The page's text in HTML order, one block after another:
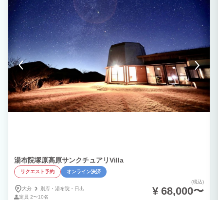
湯布院塚原高原サンクチュアリVilla
リクエスト予約 オンライン決済
大分 別府・ 湯布院・ 日出
定員 2〜10名
(税込)
¥ 68,000〜